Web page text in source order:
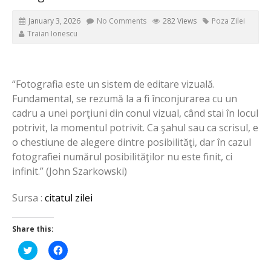
January 3, 2026 No Comments 282 Views
Poza Zilei
Traian Ionescu
“Fotografia este un sistem de editare vizuală.
Fundamental, se rezumă la a fi înconjurarea cu un
cadru a unei porţiuni din conul vizual, când stai în locul
potrivit, la momentul potrivit. Ca şahul sau ca scrisul, e
o chestiune de alegere dintre posibilităţi, dar în cazul
fotografiei numărul posibilităţilor nu este finit, ci
infinit.” (John Szarkowski)
Sursa : citatul zilei
Share this:
Click
to
Click
to